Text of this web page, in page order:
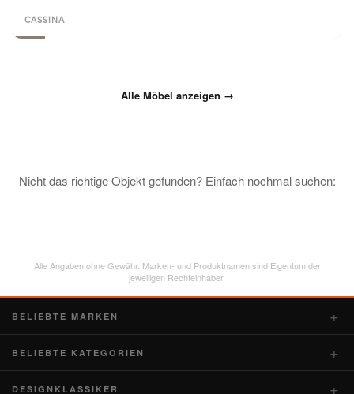
CASSINA
Alle Möbel anzeigen →
Nicht das richtige Objekt gefunden? Einfach nochmal suchen:
Alle Angaben ohne Gewähr. Marken- und Produktnamen sind Eigentum der
jeweiligen Rechteinhaber.
BELIEBTE MARKEN
BELIEBTE KATEGORIEN
DESIGNKLASSIKER